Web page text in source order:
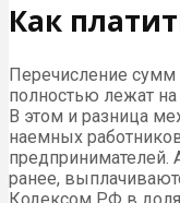
Как
Перечисление сумм
полностью лежат
В этом и разница
наемных
ранее,
Кодексом РФ в